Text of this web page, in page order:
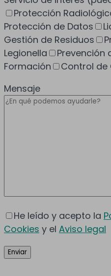
Protección
Protección de Datos
Gestión de Residuos
Legionella
Prevención
Formación
Control de
Mensaje
He leído y acepto la
Cookies y el Aviso legal